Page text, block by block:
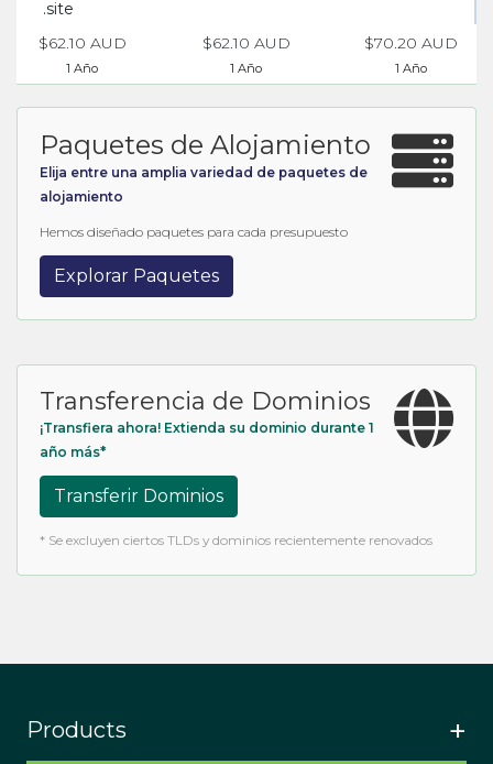
.site
$62.10 AUD
1 Año
$62.10 AUD
1 Año
$70.20 AUD
1 Año
Paquetes de Alojamiento
Elija entre una amplia variedad de paquetes de
alojamiento
Hemos diseñado paquetes para cada presupuesto
Explorar Paquetes
Transferencia de Dominios
¡Transfiera ahora! Extienda su dominio durante 1
año más*
Transferir Dominios
* Se excluyen ciertos TLDs y dominios recientemente renovados
Products